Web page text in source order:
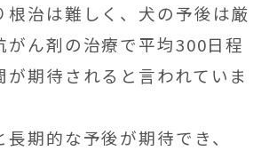
根治は難しく、犬の予後は厳
がん剤の治療で平均300日程
が期待されると言われていま
期的な予後が期待でき、